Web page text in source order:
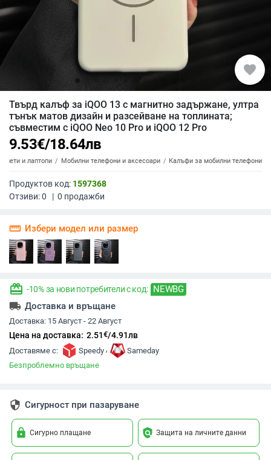
favorite
Твърд калъф за iQOO 13 с магнитно задържане, ултра
тънък матов дизайн и разсейване на топлината;
съвместим с iQOO Neo 10 Pro и iQOO 12 Pro
9.53€/18.64лв
и лаптопи Мобилни телефони и аксесоари Калъфи за мобилни телефони
Продуктов код: 1597368
Отзиви:0 | 0 продажби
straighten Избери модел или размер
redeem -10% за нови потребители с код: NEWBG
local_shipping Доставка и връщане
Доставка: 15 Август - 22 Август
Цена на доставка: 2.51€/4.91лв
Доставяме с: Speedy ,
Sameday
Безпроблемно връщане
security Сигурност при пазаруване
lock Сигурно плащане policy Защита на личните данни